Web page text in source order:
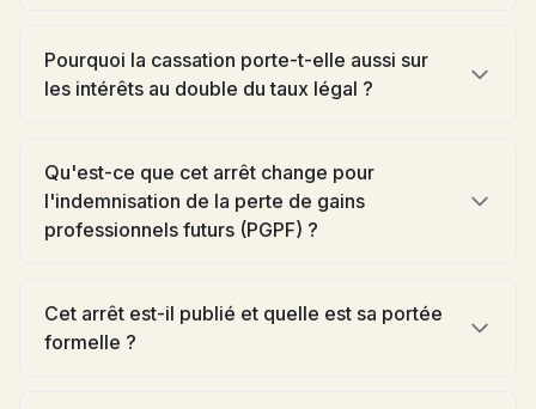
Pourquoi la cassation porte-t-elle aussi sur
les intérêts au double du taux légal ?
Qu'est-ce que cet arrêt change pour
l'indemnisation de la perte de gains
professionnels futurs (PGPF) ?
Cet arrêt est-il publié et quelle est sa portée
formelle ?